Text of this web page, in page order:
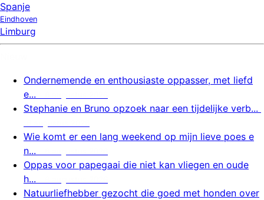
Spanje
Eindhoven
Limburg
Ondernemende en enthousiaste oppasser, met liefd
e...
Stephanie en Bruno opzoek naar een tijdelijke verb...
Wie komt er een lang weekend op mijn lieve poes e
n...
Oppas voor papegaai die niet kan vliegen en oude
h...
Natuurliefhebber gezocht die goed met honden over